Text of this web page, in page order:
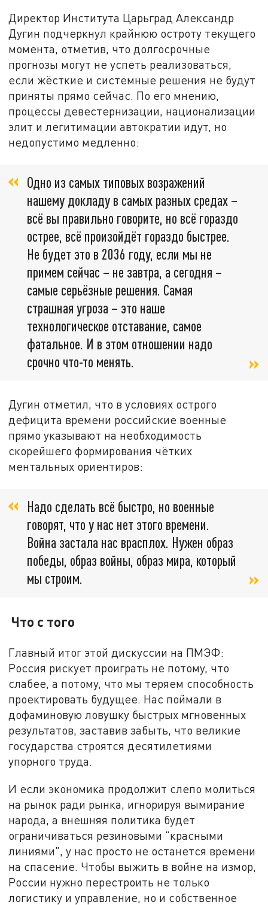
Директор Института Царьград Александр
Дугин подчеркнул крайнюю остроту текущего
момента, отметив, что долгосрочные
прогнозы могут не успеть реализоваться,
если жёсткие и системные решения не будут
приняты прямо сейчас. По его мнению,
процессы девестернизации, национализации
элит и легитимации автократии идут, но
недопустимо медленно:
Одно из самых типовых возражений
нашему докладу в самых разных средах –
всё вы правильно говорите, но всё гораздо
острее, всё произойдёт гораздо быстрее.
Не будет это в 2036 году, если мы не
примем сейчас – не завтра, а сегодня –
самые серьёзные решения. Самая
страшная угроза – это наше
технологическое отставание, самое
фатальное. И в этом отношении надо
срочно что-то менять.
Дугин отметил, что в условиях острого
дефицита времени российские военные
прямо указывают на необходимость
скорейшего формирования чётких
ментальных ориентиров:
Надо сделать всё быстро, но военные
говорят, что у нас нет этого времени.
Война застала нас врасплох. Нужен образ
победы, образ войны, образ мира, который
мы строим.
Что с того
Главный итог этой дискуссии на ПМЭФ:
Россия рискует проиграть не потому, что
слабее, а потому, что мы теряем способность
проектировать будущее. Нас поймали в
дофаминовую ловушку быстрых мгновенных
результатов, заставив забыть, что великие
государства строятся десятилетиями
упорного труда.
И если экономика продолжит слепо молиться
на рынок ради рынка, игнорируя вымирание
народа, а внешняя политика будет
ограничиваться резиновыми "красными
линиями", у нас просто не останется времени
на спасение. Чтобы выжить в войне на измор,
России нужно перестроить не только
логистику и управление, но и собственное